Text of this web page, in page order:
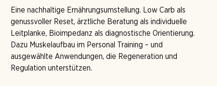
Eine nachhaltige Ernährungsumstellung. Low Carb als
genussvoller Reset, ärztliche Beratung als individuelle
Leitplanke, Bioimpedanz als diagnostische Orientierung.
Dazu Muskelaufbau im Personal Training – und
ausgewählte Anwendungen, die Regeneration und
Regulation unterstützen.